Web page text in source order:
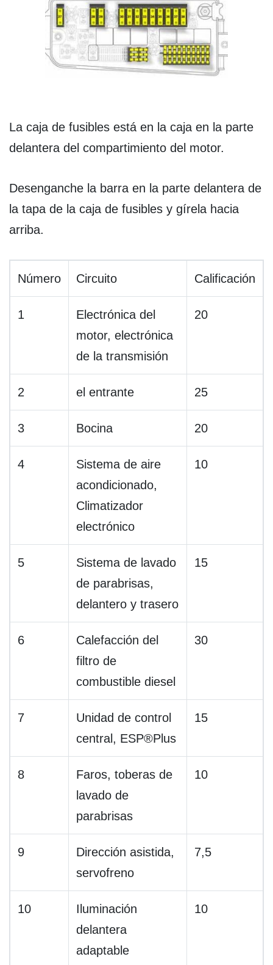
La caja de fusibles está en la caja en la parte
delantera del compartimiento del motor.
Desenganche la barra en la parte delantera de
la tapa de la caja de fusibles y gírela hacia
arriba.
Número Circuito Calificación
1
Electrónica del
motor, electrónica
de la transmisión
20
2 el entrante 25
3 Bocina 20
4
Sistema de aire
acondicionado,
Climatizador
electrónico
10
5
Sistema de lavado
de parabrisas,
delantero y trasero
15
6
Calefacción del
filtro de
combustible diesel
30
7
Unidad de control
central, ESP®Plus
15
8
Faros, toberas de
lavado de
parabrisas
10
9
Dirección asistida,
servofreno
7,5
10
Iluminación
delantera
adaptable
10